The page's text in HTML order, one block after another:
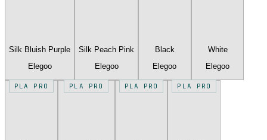
Silk Bluish Purple
Elegoo
Silk Peach Pink
Elegoo
Black
Elegoo
White
Elegoo
PLA PRO PLA PRO PLA PRO PLA PRO